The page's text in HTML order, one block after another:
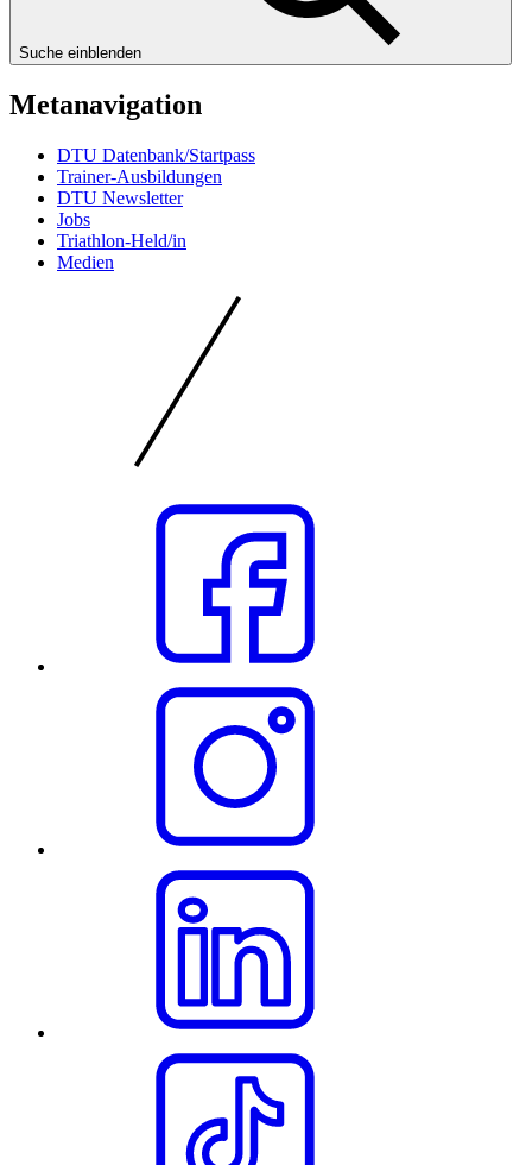
Suche einblenden
Metanavigation
DTU Datenbank/Startpass
Trainer-Ausbildungen
DTU Newsletter
Jobs
Triathlon-Held/in
Medien